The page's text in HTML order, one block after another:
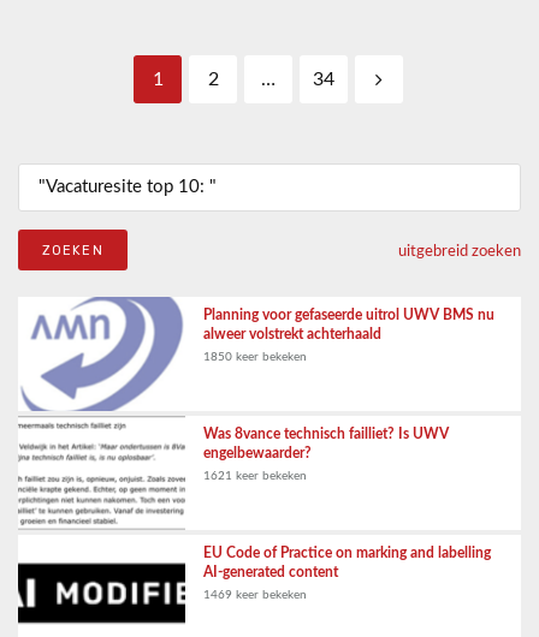
Berichten paginering
1 2 … 34
Zoeken naar:
uitgebreid zoeken
Planning voor gefaseerde uitrol UWV BMS nu
alweer volstrekt achterhaald
1850 keer bekeken
Was 8vance technisch failliet? Is UWV
engelbewaarder?
1621 keer bekeken
EU Code of Practice on marking and labelling
AI-generated content
1469 keer bekeken